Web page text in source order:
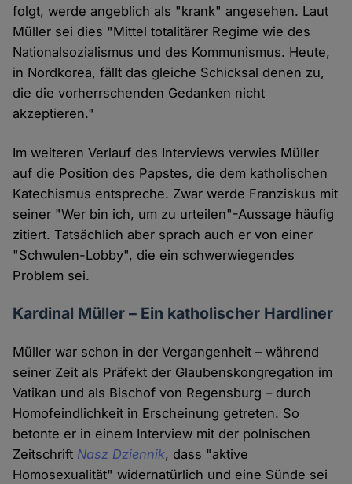
folgt, werde angeblich als "krank" angesehen. Laut
Müller sei dies "Mittel totalitärer Regime wie des
Nationalsozialismus und des Kommunismus. Heute,
in Nordkorea, fällt das gleiche Schicksal denen zu,
die die vorherrschenden Gedanken nicht
akzeptieren."
Im weiteren Verlauf des Interviews verwies Müller
auf die Position des Papstes, die dem katholischen
Katechismus entspreche. Zwar werde Franziskus mit
seiner "Wer bin ich, um zu urteilen"-Aussage häufig
zitiert. Tatsächlich aber sprach auch er von einer
"Schwulen-Lobby", die ein schwerwiegendes
Problem sei.
Kardinal Müller – Ein katholischer Hardliner
Müller war schon in der Vergangenheit – während
seiner Zeit als Präfekt der Glaubenskongregation im
Vatikan und als Bischof von Regensburg – durch
Homofeindlichkeit in Erscheinung getreten. So
betonte er in einem Interview mit der polnischen
Zeitschrift Nasz Dziennik, dass "aktive
Homosexualität" widernatürlich und eine Sünde sei